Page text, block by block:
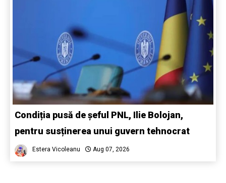
Condiția pusă de șeful PNL, Ilie Bolojan,
pentru susținerea unui guvern tehnocrat
Estera Vicoleanu Aug 07, 2026